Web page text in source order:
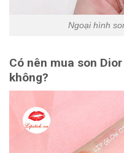
Ngoại hình
Có nên mua son
không?